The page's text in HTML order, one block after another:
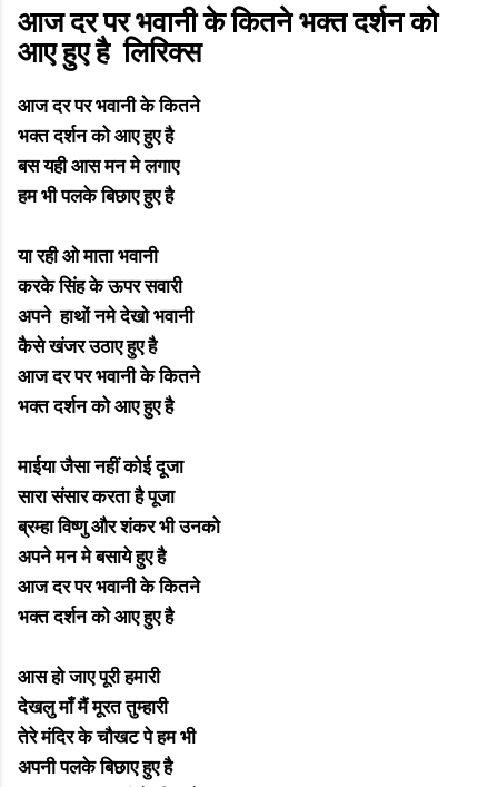
आज दर पर भवानी के कितने भक्त दर्शन को
आए हुए है लिरिक्स
आज दर पर भवानी के कितने
भक्त दर्शन को आए हुए है
बस यही आस मन मे लगाए
हम भी पलके बिछाए हुए है
या रही ओ माता भवानी
करके सिंह के ऊपर सवारी
अपने हाथों नमे देखो भवानी
कैसे खंजर उठाए हुए है
आज दर पर भवानी के कितने
भक्त दर्शन को आए हुए है
माईया जैसा नहीं कोई दूजा
सारा संसार करता है पूजा
ब्रम्हा विष्णु और शंकर भी उनको
अपने मन मे बसाये हुए है
आज दर पर भवानी के कितने
भक्त दर्शन को आए हुए है
आस हो जाए पूरी हमारी
देखलु माँ मैं मूरत तुम्हारी
तेरे मंदिर के चौखट पे हम भी
अपनी पलके बिछाए हुए है